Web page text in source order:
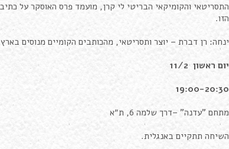
הזו.
ינחה: רן דברת – יוצר ותסריטאי, מהכותבים הקומיים מנוסים בארץ
יום ראשון 11/2
19:00-20:30
מתחם "עדנה" –דרך שלמה 6, ת״א
השיחה תתקיים באנגלית.